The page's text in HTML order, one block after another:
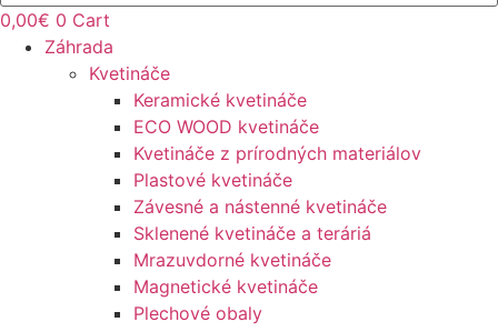
0,00€ 0 Cart
Záhrada
Kvetináče
Keramické kvetináče
ECO WOOD kvetináče
Kvetináče z prírodných materiálov
Plastové kvetináče
Závesné a nástenné kvetináče
Sklenené kvetináče a teráriá
Mrazuvdorné kvetináče
Magnetické kvetináče
Plechové obaly